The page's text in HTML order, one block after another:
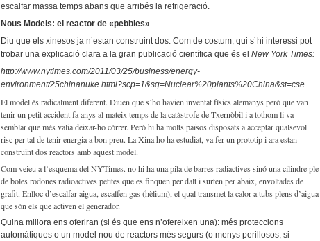
escalfar massa temps abans que arribés la refrigeració.
Nous Models: el reactor de «pebbles»
Diu que els xinesos ja n’estan construint dos. Com de costum, qui s´hi interessi pot
trobar una explicació clara a la gran publicació científica que és el New York Times:
http://www.nytimes.com/2011/03/25/business/energy-
environment/25chinanuke.html?scp=1&sq=Nuclear%20plants%20China&st=cse
El model és radicalment diferent. Diuen que s´ho havien inventat físics alemanys però que van
tenir un petit accident fa anys al mateix temps de la catàstrofe de Txernòbil i a tothom li va
semblar que més valia deixar-ho córrer. Però hi ha molts països disposats a acceptar qualsevol
risc per tal de tenir energia a bon preu. La Xina ho ha estudiat, va fer un prototip i ara estan
construïnt dos reactors amb aquest model.
Com veieu a l’esquema del NYTimes. no hi ha una pila de barres radiactives sinó una cilindre ple
de boles rodones radioactives petites que es finquen per dalt i surten per abaix, envoltades de
grafit. Enlloc d’escalfar aigua, escalfen gas (hèlium), el qual transmet la calor a tubs plens d’aigua
que són els que activen el generador.
Quina millora ens oferiran (si és que ens n’ofereixen una): més proteccions
automàtiques o un model nou de reactors més segurs (o menys perillosos, si